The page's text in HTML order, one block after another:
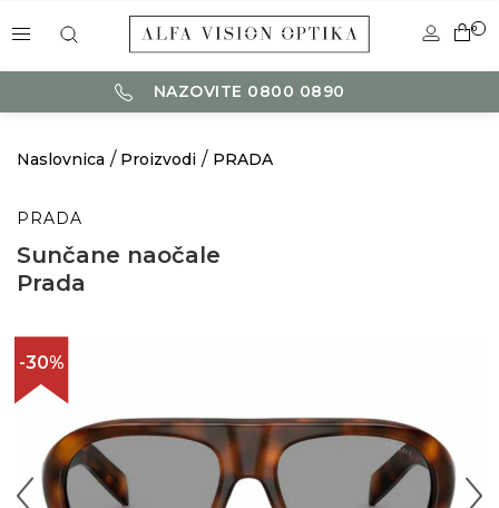
0
NAZOVITE 0800 0890
Naslovnica Proizvodi PRADA
PRADA
Sunčane naočale
Prada
-30%